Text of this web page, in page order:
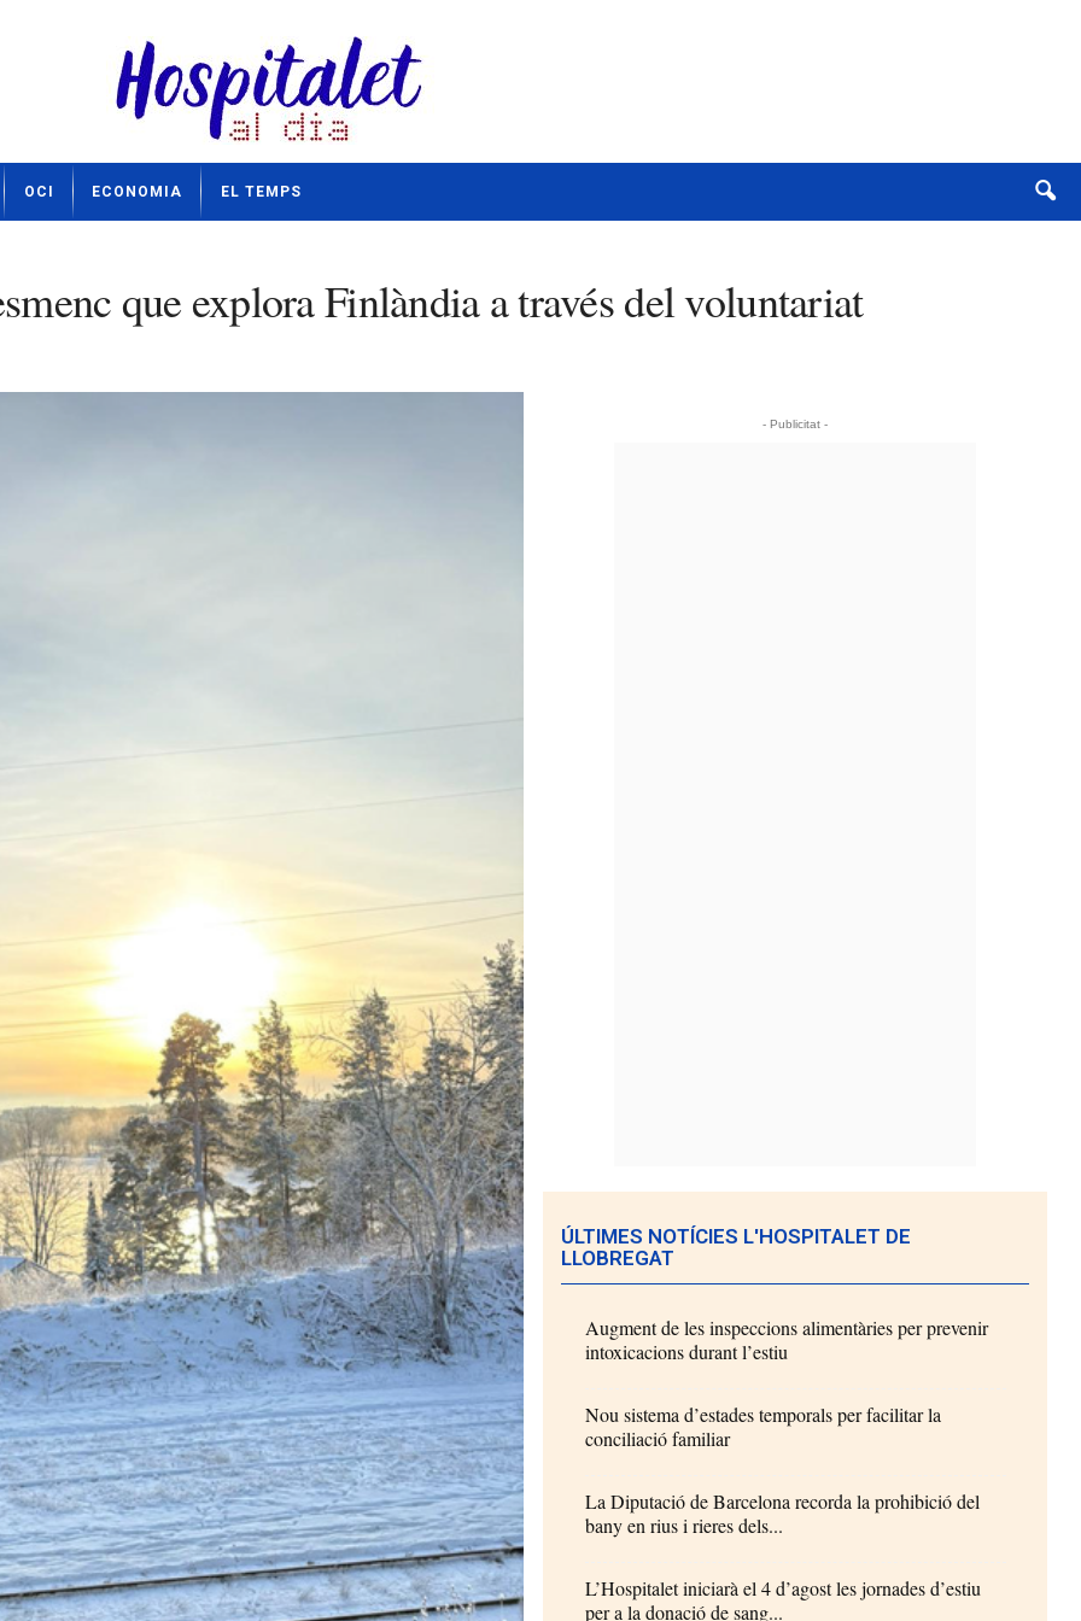
OCI ECONOMIA EL TEMPS
que explora Finlàndia a través del voluntariat
- Publicitat -
ÚLTIMES NOTÍCIES L'HOSPITALET DE
LLOBREGAT
Augment de les inspeccions alimentàries per prevenir
intoxicacions durant l’estiu
Nou sistema d’estades temporals per facilitar la
conciliació familiar
La Diputació de Barcelona recorda la prohibició del
bany en rius i rieres dels...
L’Hospitalet iniciarà el 4 d’agost les jornades d’estiu
per a la donació de sang...